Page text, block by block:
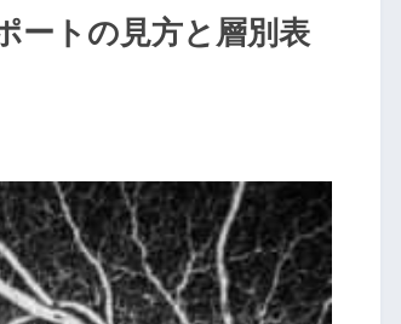
ートの見方と層別表